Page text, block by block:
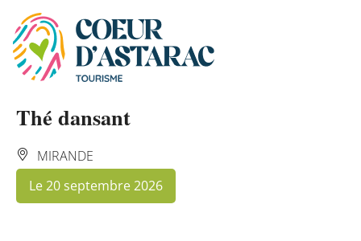
Panneau de gestion des cookies
Thé dansant
MIRANDE
Le 20 septembre 2026